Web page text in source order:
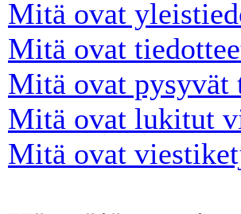
Mitä ovat
Mitä ovat
Mitä ovat pysyvät
Mitä ovat lukitut
Mitä ovat